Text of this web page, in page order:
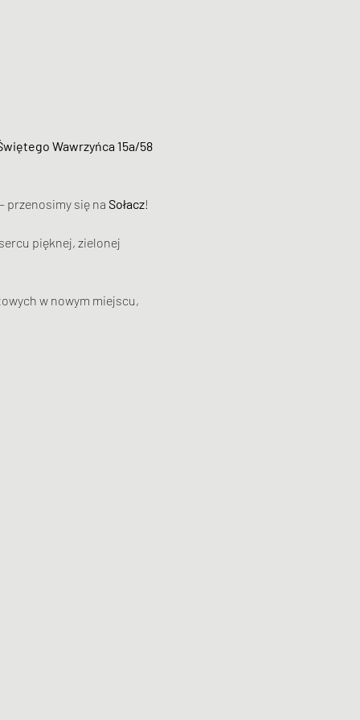
Wawrzyńca 15a/58
przenosimy się na Sołacz!
pięknej, zielonej
w nowym miejscu,